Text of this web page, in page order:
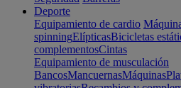
Deporte
Equipamiento de cardio
spinningElípticasBicicletas
complementosCintas
Equipamiento de musculación
BancosMancuernasMáquinas